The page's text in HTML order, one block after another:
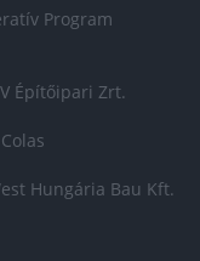
Program
Építőipari Zrt.
Colas
Hungária Bau Kft.